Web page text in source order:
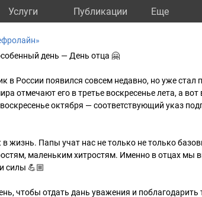
Услуги Публикации Eще
день — День отца 🤗
в России появился совсем недавно, но уже стал
отмечают его в третье воскресенье лета, а
воскресенье октября — соответствующий указ
в жизнь. Папы учат нас не только не только
маленьким хитростям. Именно в отцах мы
силы 💪🏼
чтобы отдать дань уважения и поблагодарить